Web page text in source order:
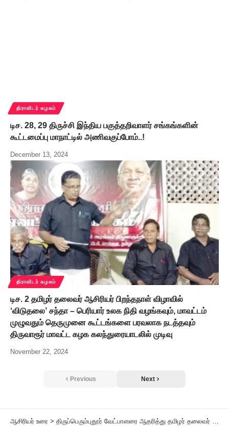
திராவிடர் கழகம்
டிச. 28, 29 திருச்சி இந்திய பகுத்தறிவாளர் சங்கங்களின்
கூட்டமைப்பு மாநாட்டில் அணிவகுப்போம்..!
December 13, 2024
திராவிடர் கழகம்
டிச. 2 தமிழர் தலைவர் ஆசிரியர் பிறந்தநாள் விழாவில்
‘விடுதலை’ சந்தா – பெரியார் உலக நிதி வழங்கவும், மாவட்டம்
முழுவதும் தெருமுனை கூட்டங்களை பரவலாக நடத்தவும்
திருவாரூர் மாவட்ட கழக கலந்துரையாடலில் முடிவு
November 22, 2024
Previous Next
ஆசிரியர் உரை > திருப்பெரும்புதூர் வேட்பாளரை ஆதரித்து தமிழர் தலைவர் ஆசிரியர் எழுச்சி உரை!